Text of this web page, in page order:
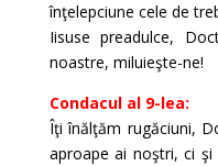
înţelepciune cele de
Iisuse preadulce,
noastre, miluieşte-ne!
Condacul al 9-lea:
Îţi înălţăm rugăciuni,
aproape ai noştri, ci